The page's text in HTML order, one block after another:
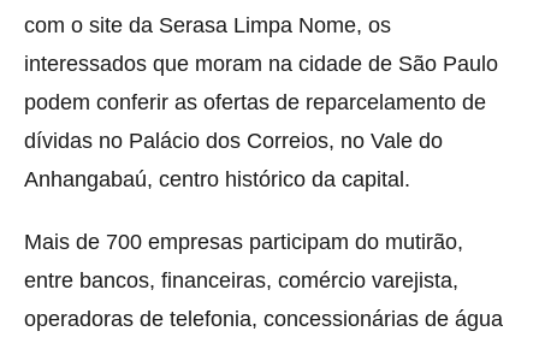
com o site da Serasa Limpa Nome, os
interessados que moram na cidade de São Paulo
podem conferir as ofertas de reparcelamento de
dívidas no Palácio dos Correios, no Vale do
Anhangabaú, centro histórico da capital.
Mais de 700 empresas participam do mutirão,
entre bancos, financeiras, comércio varejista,
operadoras de telefonia, concessionárias de água